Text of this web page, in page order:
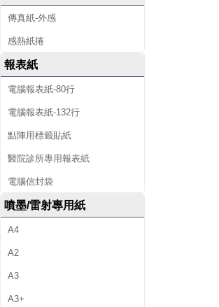
傳真紙-外感
感熱紙捲
報表紙
電腦報表紙-80行
電腦報表紙-132行
點陣用標籤貼紙
醫院診所專用報表紙
電腦信封袋
噴墨/雷射專用紙
A4
A2
A3
A3+